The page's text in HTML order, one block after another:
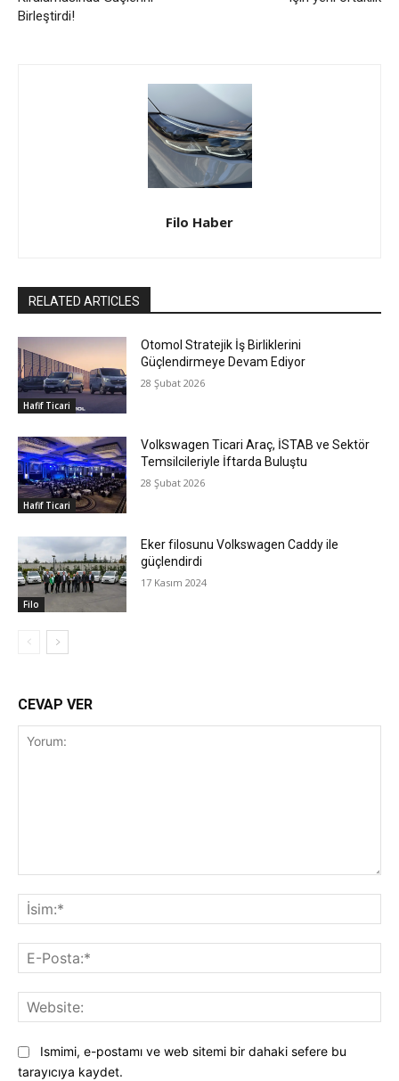
Birleştirdi!
Filo Haber
RELATED ARTICLES
Hafif Ticari
Otomol Stratejik İş Birliklerini
Güçlendirmeye Devam Ediyor
28 Şubat 2026
Hafif Ticari
Volkswagen Ticari Araç, İSTAB ve Sektör
Temsilcileriyle İftarda Buluştu
28 Şubat 2026
Filo
Eker filosunu Volkswagen Caddy ile
güçlendirdi
17 Kasım 2024
CEVAP VER
Ismimi, e-postamı ve web sitemi bir dahaki sefere bu
tarayıcıya kaydet.